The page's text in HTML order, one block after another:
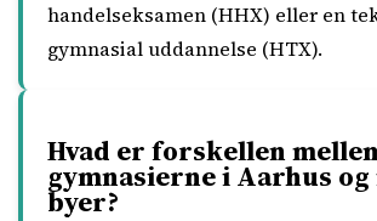
handelseksamen (HHX) eller en
gymnasial uddannelse (HTX).
Hvad er forskellen
gymnasierne i Aarhus
byer?